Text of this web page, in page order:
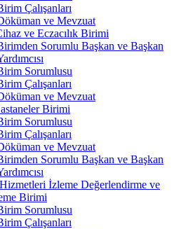
Çalışanları
ve Mevzuat
ve Eczacılık Birimi
Sorumlu Başkan ve Başkan
Sorumlusu
Çalışanları
ve Mevzuat
Birimi
Sorumlusu
Çalışanları
ve Mevzuat
Sorumlu Başkan ve Başkan
İzleme Değerlendirme ve
Birimi
Sorumlusu
Çalışanları